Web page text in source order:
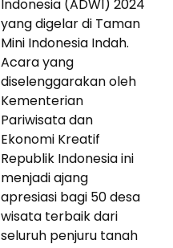
Indonesia (ADWI) 2024
yang digelar di Taman
Mini Indonesia Indah.
Acara yang
diselenggarakan oleh
Kementerian
Pariwisata dan
Ekonomi Kreatif
Republik Indonesia ini
menjadi ajang
apresiasi bagi 50 desa
wisata terbaik dari
seluruh penjuru tanah